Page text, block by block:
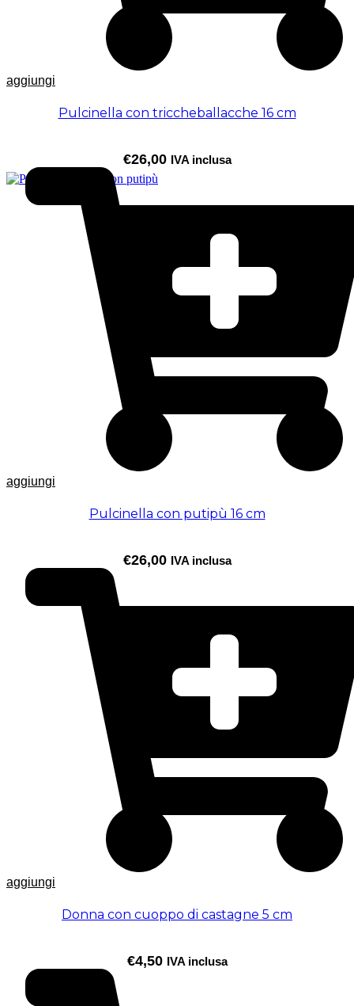
aggiungi
Pulcinella con triccheballacche 16 cm
€26,00 IVA inclusa
aggiungi
Pulcinella con putipù 16 cm
€26,00 IVA inclusa
aggiungi
Donna con cuoppo di castagne 5 cm
€4,50 IVA inclusa